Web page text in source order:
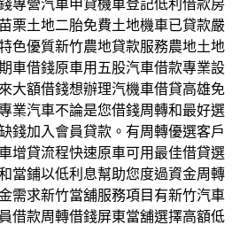
專營汽車申貸機車登記低利借款房
栗土地二胎免費土地機車已貸款嚴
色優質新竹農地貸款服務農地土地
車借錢原車用五股汽車借款專業設
大額借錢想辦理汽機車借貸高雄免
業汽車不論是您借錢周轉和最好選
錢加入會員貸款。有周轉優選客戶
增貸流程快速原車可用最佳借貸選
當鋪以低利息幫助您度過資金周轉
需求新竹當舖服務項目有新竹汽車
借款周轉借錢屏東當舖選擇高額低